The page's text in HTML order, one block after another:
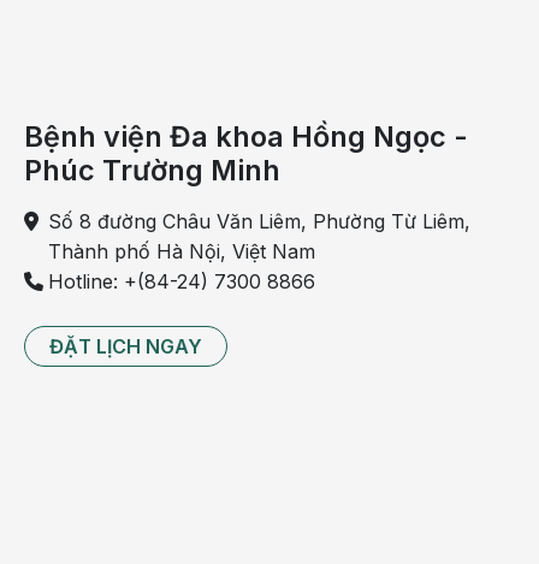
Bệnh viện Đa khoa Hồng Ngọc -
Phúc Trường Minh
Số 8 đường Châu Văn Liêm, Phường Từ Liêm,
Thành phố Hà Nội, Việt Nam
Hotline: +(84-24) 7300 8866
ĐẶT LỊCH NGAY